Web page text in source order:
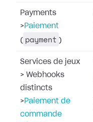
Payments
> Paiement
( payment )
Services de jeux
> Webhooks
distincts
> Paiement de
commande